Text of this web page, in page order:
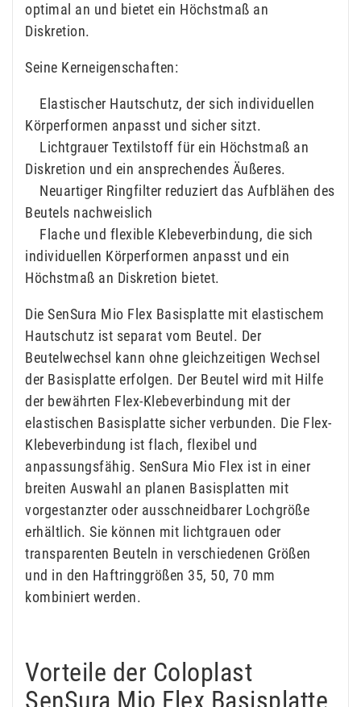
optimal an und bietet ein Höchstmaß an
Diskretion.
Seine Kerneigenschaften:
Elastischer Hautschutz, der sich individuellen
Körperformen anpasst und sicher sitzt.
Lichtgrauer Textilstoff für ein Höchstmaß an
Diskretion und ein ansprechendes Äußeres.
Neuartiger Ringfilter reduziert das Aufblähen des
Beutels nachweislich
Flache und flexible Klebeverbindung, die sich
individuellen Körperformen anpasst und ein
Höchstmaß an Diskretion bietet.
Die SenSura Mio Flex Basisplatte mit elastischem
Hautschutz ist separat vom Beutel. Der
Beutelwechsel kann ohne gleichzeitigen Wechsel
der Basisplatte erfolgen. Der Beutel wird mit Hilfe
der bewährten Flex-Klebeverbindung mit der
elastischen Basisplatte sicher verbunden. Die Flex-
Klebeverbindung ist flach, flexibel und
anpassungsfähig. SenSura Mio Flex ist in einer
breiten Auswahl an planen Basisplatten mit
vorgestanzter oder ausschneidbarer Lochgröße
erhältlich. Sie können mit lichtgrauen oder
transparenten Beuteln in verschiedenen Größen
und in den Haftringgrößen 35, 50, 70 mm
kombiniert werden.
Vorteile der Coloplast